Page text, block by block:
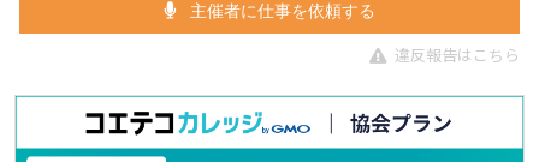
主催者に仕事を依頼する
違反報告はこちら